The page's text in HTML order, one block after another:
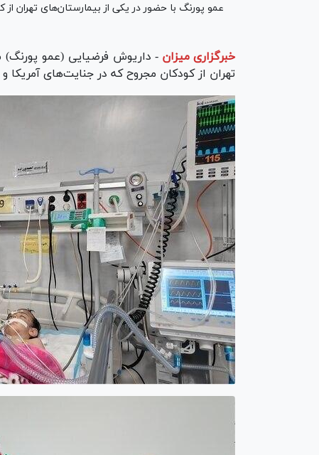
عمو پورنگ با حضور در یکی از بیمارستان‌های تهران
خبرگزاری میزان - داریوش فرضیایی (عمو پورنگ)
تهران از کودکان مجروح که در جنایت‌های